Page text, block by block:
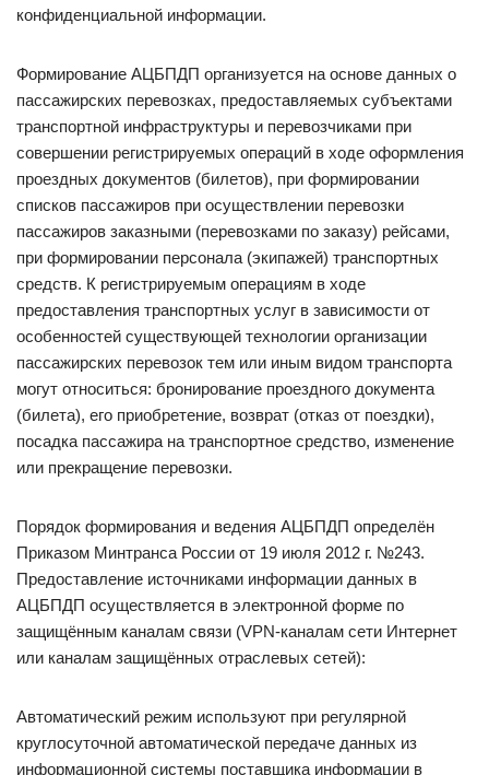
конфиденциальной информации.
Формирование АЦБПДП организуется на основе данных о
пассажирских перевозках, предоставляемых субъектами
транспортной инфраструктуры и перевозчиками при
совершении регистрируемых операций в ходе оформления
проездных документов (билетов), при формировании
списков пассажиров при осуществлении перевозки
пассажиров заказными (перевозками по заказу) рейсами,
при формировании персонала (экипажей) транспортных
средств. К регистрируемым операциям в ходе
предоставления транспортных услуг в зависимости от
особенностей существующей технологии организации
пассажирских перевозок тем или иным видом транспорта
могут относиться: бронирование проездного документа
(билета), его приобретение, возврат (отказ от поездки),
посадка пассажира на транспортное средство, изменение
или прекращение перевозки.
Порядок формирования и ведения АЦБПДП определён
Приказом Минтранса России от 19 июля 2012 г. №243.
Предоставление источниками информации данных в
АЦБПДП осуществляется в электронной форме по
защищённым каналам связи (VPN-каналам сети Интернет
или каналам защищённых отраслевых сетей):
Автоматический режим используют при регулярной
круглосуточной автоматической передаче данных из
информационной системы поставщика информации в